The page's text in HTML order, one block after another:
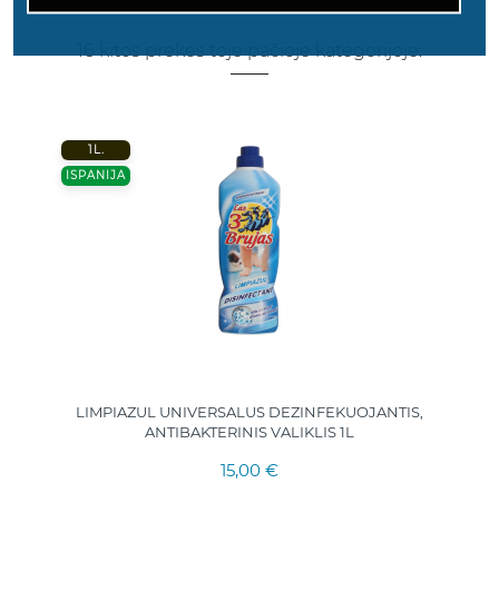
16 kitos prekės toje pačioje kategorijoje:
1L.
ISPANIJA
LIMPIAZUL UNIVERSALUS DEZINFEKUOJANTIS,
ANTIBAKTERINIS VALIKLIS 1L
15,00 €